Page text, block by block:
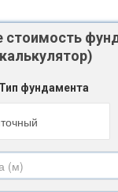
стоимость
Тип фундамента